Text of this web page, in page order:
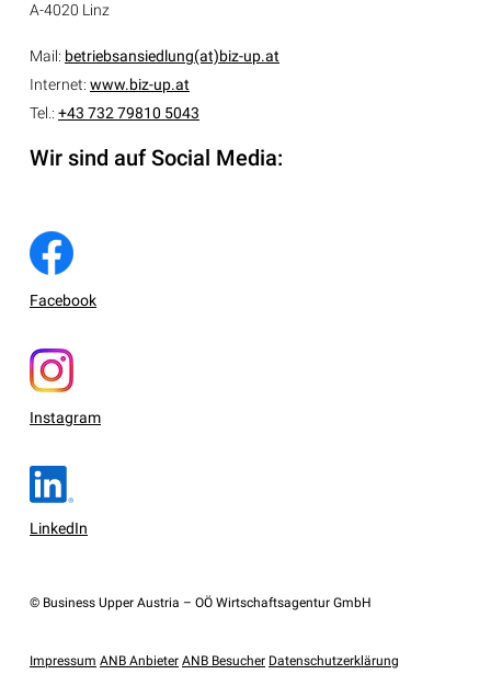
A-4020 Linz
Mail: betriebsansiedlung(at)biz-up.at
Internet: www.biz-up.at
Tel.: +43 732 79810 5043
Wir sind auf Social Media:
Facebook
Instagram
LinkedIn
© Business Upper Austria – OÖ Wirtschaftsagentur GmbH
Impressum ANB Anbieter ANB Besucher Datenschutzerklärung